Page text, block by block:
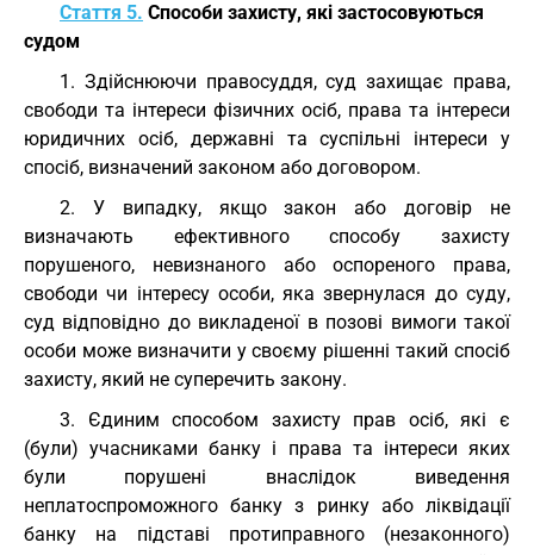
Стаття 5. Способи захисту, які застосовуються
судом
1. Здійснюючи правосуддя, суд захищає права,
свободи та інтереси фізичних осіб, права та інтереси
юридичних осіб, державні та суспільні інтереси у
спосіб, визначений законом або договором.
2. У випадку, якщо закон або договір не
визначають ефективного способу захисту
порушеного, невизнаного або оспореного права,
свободи чи інтересу особи, яка звернулася до суду,
суд відповідно до викладеної в позові вимоги такої
особи може визначити у своєму рішенні такий спосіб
захисту, який не суперечить закону.
3. Єдиним способом захисту прав осіб, які є
(були) учасниками банку і права та інтереси яких
були порушені внаслідок виведення
неплатоспроможного банку з ринку або ліквідації
банку на підставі протиправного (незаконного)